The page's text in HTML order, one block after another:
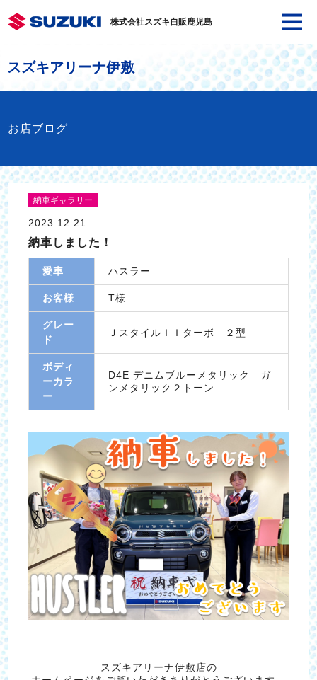
株式会社スズキ自販鹿児島
スズキアリーナ伊敷
お店ブログ
納車ギャラリー
2023.12.21
納車しました！
愛車 ハスラー
お客様 T様
グレー
ド
ＪスタイルＩＩターボ ２型
ボディ
ーカラ
ー
D4E デニムブルーメタリック ガ
ンメタリック２トーン
スズキアリーナ伊敷店の